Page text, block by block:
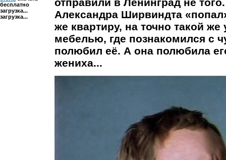
бесплатно
загрузка...
загрузка...
отправили в Ленинград не
Александра Ширвиндта
же квартиру, на точно такой же
мебелью, где познакомился с
полюбил её. А она полюбила
жениха...